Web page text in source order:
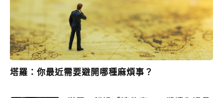
塔羅：你最近需要避開哪種麻煩事？